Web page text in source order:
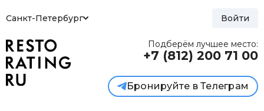
Санкт-Петербург Войти
Подберём лучшее место:
+7 (812) 200 71 00
Бронируйте в Телеграм